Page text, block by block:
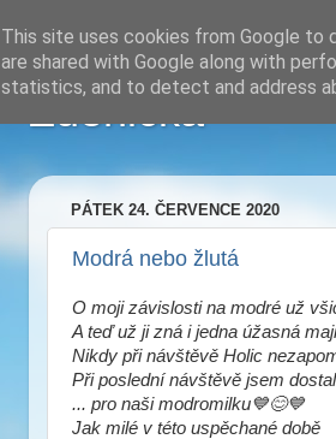
Zdenička
PÁTEK 24. ČERVENCE 2020
Modrá nebo žlutá
O moji závislosti na modré už
A teď už ji zná i jedna úžasná
Nikdy při návštěvě Holic
Při poslední návštěvě jsem
... pro naši modromilku💙😊💙
Jak milé v této uspěchané době
This site uses cookies from Google to
are shared with Google along with
statistics, and to detect and address